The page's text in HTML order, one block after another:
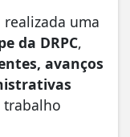
uma
da DRPC,
avanços
trabalho